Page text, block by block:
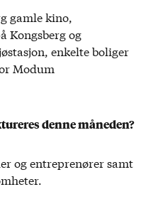
gamle kino,
Kongsberg og
enkelte boliger
Modum
denne måneden?
og entreprenører samt